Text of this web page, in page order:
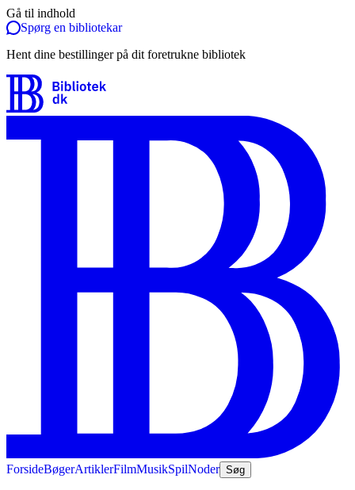
Gå til indhold
Spørg en bibliotekar
Hent dine bestillinger på dit foretrukne bibliotek
ForsideBøgerArtiklerFilmMusikSpilNoder Søg